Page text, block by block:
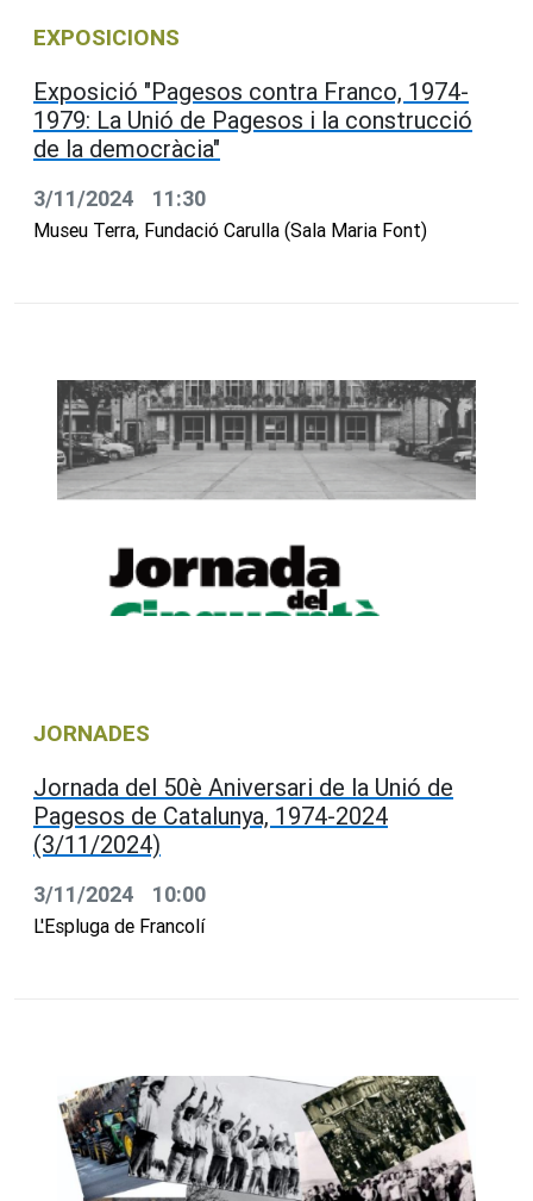
EXPOSICIONS
Exposició "Pagesos contra Franco, 1974-
1979: La Unió de Pagesos i la construcció
de la democràcia"
3/11/2024 11:30
Museu Terra, Fundació Carulla (Sala Maria Font)
JORNADES
Jornada del 50è Aniversari de la Unió de
Pagesos de Catalunya, 1974-2024
(3/11/2024)
3/11/2024 10:00
L'Espluga de Francolí